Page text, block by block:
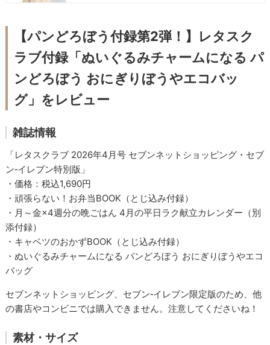
【パンどろぼう付録第2弾！】レタスク
ラブ付録「ぬいぐるみチャームになる パ
ンどろぼう おにぎりぼうやエコバッ
グ」をレビュー
雑誌情報
「レタスクラブ 2026年4月号 セブンネットショッピング・セブ
ン‐イレブン特別版」
・価格：税込1,690円
・頑張らない！お弁当BOOK（とじ込み付録）
・月～金×4週分の晩ごはん 4月の平日ラク献立カレンダー（別
添付録）
・キャベツのおかずBOOK（とじ込み付録）
・ぬいぐるみチャームになる パンどろぼう おにぎりぼうやエコ
バッグ
セブンネットショッピング、セブン‐イレブン限定版のため、他
の書店やコンビニでは購入できません。注意してくださいね！
素材・サイズ